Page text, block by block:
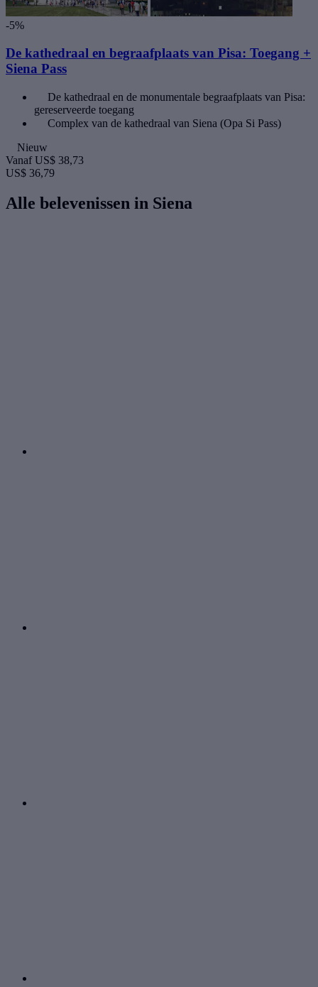
-5%
De kathedraal en begraafplaats van Pisa: Toegang +
Siena Pass
De kathedraal en de monumentale begraafplaats van Pisa:
gereserveerde toegang
Complex van de kathedraal van Siena (Opa Si Pass)
Nieuw
Vanaf US$ 38,73
US$ 36,79
Alle belevenissen in Siena